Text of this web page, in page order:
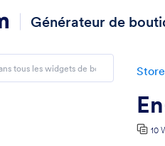
Générateur de
10